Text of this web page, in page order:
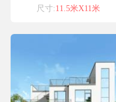
图纸，爆款图纸
尺寸:11.5米X11米